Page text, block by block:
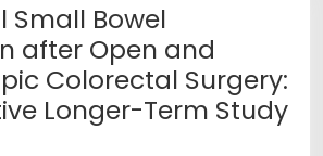
Small Bowel
after Open and
Colorectal Surgery:
Longer-Term Study